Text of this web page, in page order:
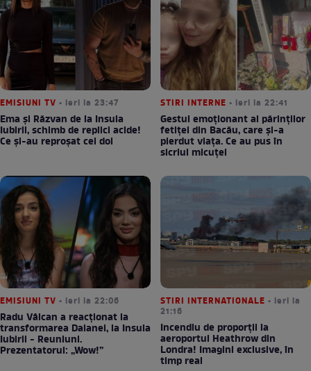
EMISIUNI TV • ieri la 23:47
Ema și Răzvan de la Insula
Iubirii, schimb de replici acide!
Ce și-au reproșat cei doi
STIRI INTERNE • ieri la 22:41
Gestul emoționant al părinților
fetiței din Bacău, care și-a
pierdut viața. Ce au pus în
sicriul micuței
EMISIUNI TV • ieri la 22:06
Radu Vâlcan a reacționat la
transformarea Daianei, la Insula
Iubirii - Reuniuni.
Prezentatorul: „Wow!”
STIRI INTERNATIONALE • ieri la
21:16
Incendiu de proporții la
aeroportul Heathrow din
Londra! Imagini exclusive, în
timp real